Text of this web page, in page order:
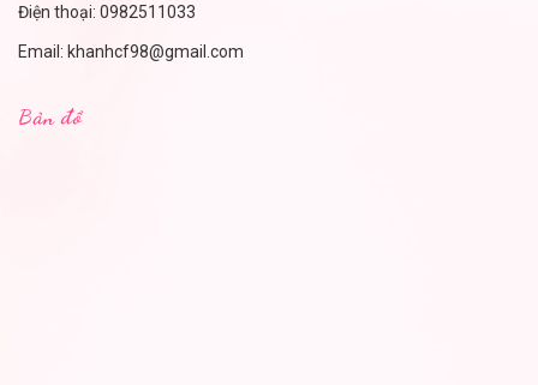
Điện thoại: 0982511033
Email: khanhcf98@gmail.com
Bản đồ